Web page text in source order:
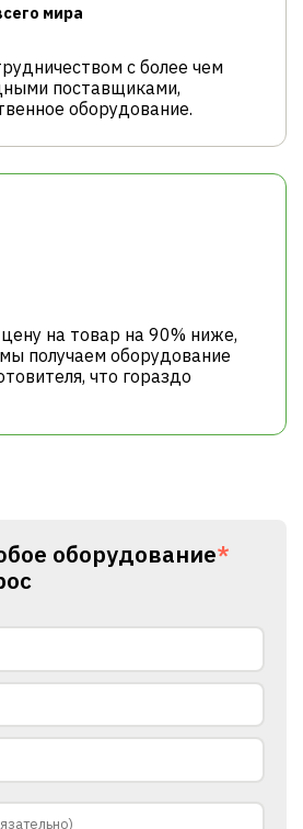
мира
с более чем
поставщиками,
оборудование.
на товар на 90% ниже,
получаем оборудование
что гораздо
оборудование*